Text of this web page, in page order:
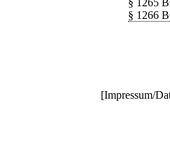
§ 1265
§ 1266
[Impressum/